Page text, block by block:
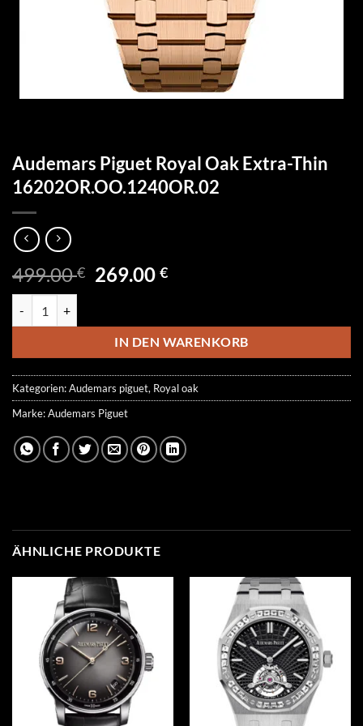
Audemars Piguet Royal Oak Extra-Thin
16202OR.OO.1240OR.02
499.00€ Ursprünglicher
499.00 €
269.00€Aktueller
269.00 €.
IN DEN WARENKORB
Kategorien:Audemars piguet, Royal oak
Marke:Audemars Piguet
ÄHNLICHE PRODUKTE